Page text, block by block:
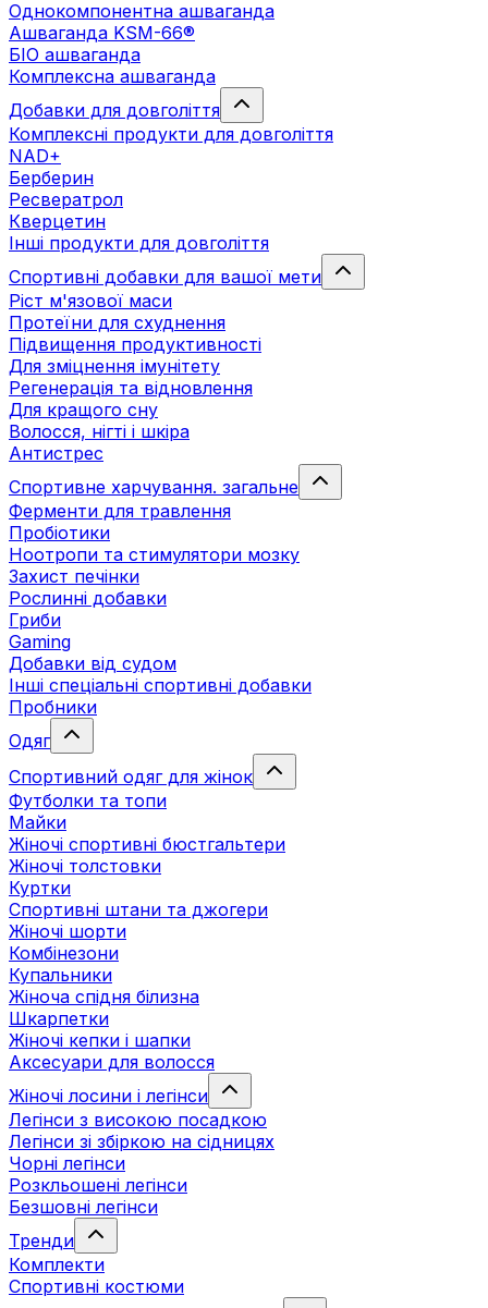
Однокомпонентна ашваганда
Ашваганда KSM-66®
БІО ашваганда
Комплексна ашваганда
Добавки для довголіття
Комплексні продукти для довголіття
NAD+
Берберин
Ресвератрол
Кверцетин
Інші продукти для довголіття
Спортивні добавки для вашої мети
Ріст м'язової маси
Протеїни для схуднення
Підвищення продуктивності
Для зміцнення імунітету
Регенерація та відновлення
Для кращого сну
Волосся, нігті і шкіра
Антистрес
Спортивне харчування. загальне
Ферменти для травлення
Пробіотики
Ноотропи та стимулятори мозку
Захист печінки
Рослинні добавки
Гриби
Gaming
Добавки від судом
Інші спеціальні спортивні добавки
Пробники
Одяг
Спортивний одяг для жінок
Футболки та топи
Майки
Жіночі спортивні бюстгальтери
Жіночі толстовки
Куртки
Спортивні штани та джогери
Жіночі шорти
Комбінезони
Купальники
Жіноча спідня білизна
Шкарпетки
Жіночі кепки і шапки
Аксесуари для волосся
Жіночі лосини і легінси
Легінси з високою посадкою
Легінси зі збіркою на сідницях
Чорні легінси
Розкльошені легінси
Безшовні легінси
Тренди
Комплекти
Спортивні костюми